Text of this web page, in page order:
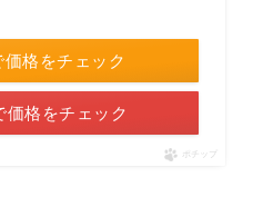
格をチェック
価格をチェック
ポチップ